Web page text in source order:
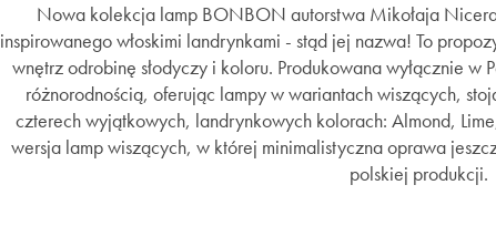
Nowa kolekcja lamp BONBON autorstwa Mikołaja
inspirowanego włoskimi landrynkami - stąd jej nazwa! To
wnętrz odrobinę słodyczy i koloru. Produkowana wyłącznie
różnorodnością, oferując lampy w wariantach wiszących,
czterech wyjątkowych, landrynkowych kolorach: Almond,
wersja lamp wiszących, w której minimalistyczna oprawa
polskiej produkcji.